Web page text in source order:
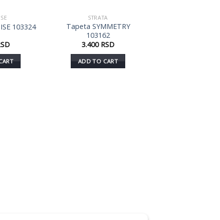
Dodaj
u listu
103324
Dodaj
u listu
STRATA
Tapeta SYMMETRY
103162
3.400 RSD
ADD TO CART